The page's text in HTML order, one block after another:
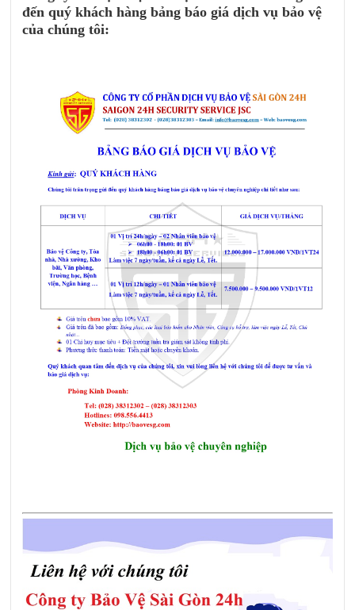
đến quý khách hàng bảng báo giá dịch vụ bảo vệ
của chúng tôi: